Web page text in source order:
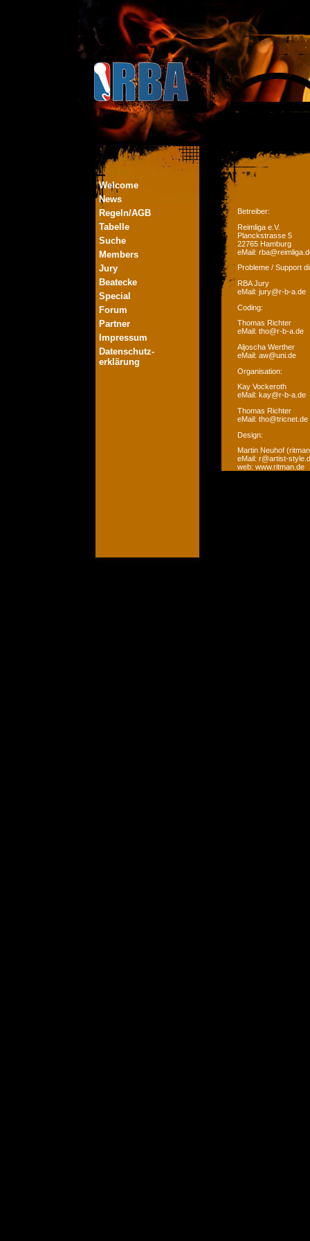
Welcome
News
Regeln/AGB
Tabelle
Suche
Members
Jury
Beatecke
Special
Forum
Partner
Impressum
Datenschutz-
erklärung
Betreiber:
Reimliga e.V.
Planckstrasse 5
22765 Hamburg
eMail:
Probleme / Support
RBA Jury
eMail: jury@r-b-a.de
Coding:
Thomas Richter
eMail: tho@r-b-a.de
Aljoscha Werther
eMail: aw@uni.de
Organisation:
Kay Vockeroth
eMail: kay@r-b-a.de
Thomas Richter
eMail: tho@tricnet.de
Design:
Martin Neuhof
eMail: r@artist-
web: www.ritman.de